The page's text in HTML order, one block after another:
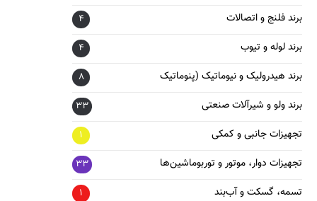
برند فلنج و اتصالات 4
برند لوله و تیوب 4
برند هیدرولیک و نیوماتیک (پنوماتیک 8
برند ولو و شیرآلات صنعتی 33
تجهیزات جانبی و کمکی 1
تجهیزات دوار، موتور و توربوماشین‌ها 33
تسمه، گسکت و آب‌بند 1